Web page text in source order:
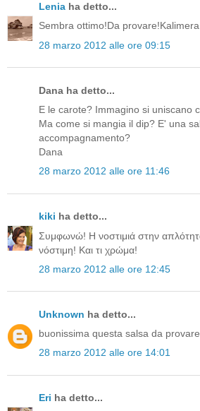
Lenia ha detto...
Sembra ottimo!Da
28 marzo 2012 alle ore 09:15
Dana ha detto...
E le carote? Immagino si uniscano
Ma come si mangia il dip? E' una
accompagnamento?
Dana
28 marzo 2012 alle ore 11:46
kiki ha detto...
Συμφωνώ! Η νοστιμιά στην
νόστιμη! Και τι χρώμα!
28 marzo 2012 alle ore 12:45
Unknown ha detto...
buonissima questa salsa da
28 marzo 2012 alle ore 14:01
Eri ha detto...